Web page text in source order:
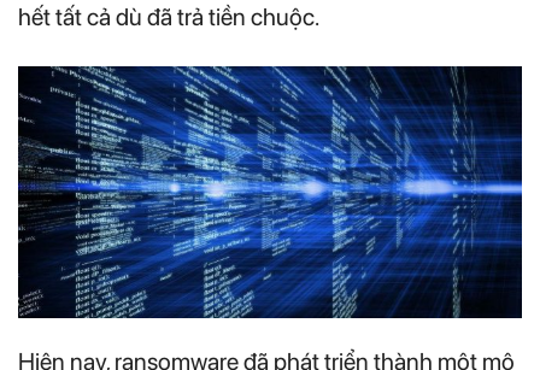
hết tất cả dù đã trả tiền chuộc.
Hiện nay, ransomware đã phát triển thành một mô